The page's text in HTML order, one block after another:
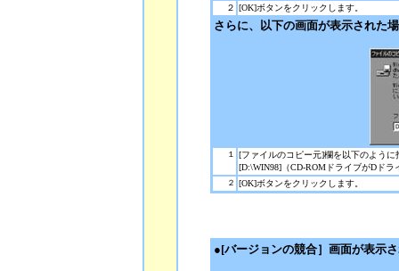
２ [OK]ボタンをクリックします。
さらに、以下の画面が表示された
１ [ファイルのコピー元]欄を以下のように
[D:\WIN98]（CD-ROMドライブがDドラ
２ [OK]ボタンをクリックします。
●[バージョンの競合］画面が表示